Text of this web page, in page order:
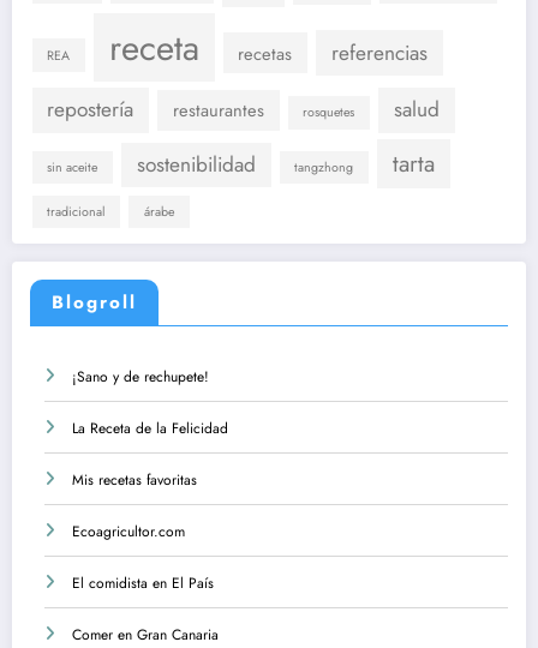
REA receta recetas
referencias
repostería
restaurantes rosquetes salud
sin aceite sostenibilidad tangzhong tarta
tradicional árabe
Blogroll
¡Sano y de rechupete!
La Receta de la Felicidad
Mis recetas favoritas
Ecoagricultor.com
El comidista en El País
Comer en Gran Canaria